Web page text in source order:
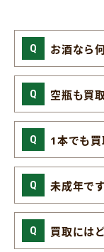
お酒なら
空瓶も買
1本でも
未成年で
買取には